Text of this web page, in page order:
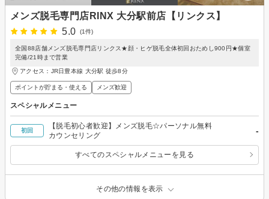
メンズ脱毛専門店RINX 大分駅前店【リンクス】
5.0
(1件)
全国88店舗メンズ脱毛専門店リンクス★顔・ヒゲ脱毛全体初回おためし900円★個室
完備/21時まで営業
アクセス：JR日豊本線 大分駅 徒歩8分
ポイントが貯まる・使える メンズ歓迎
スペシャルメニュー
初回
【脱毛初心者歓迎】メンズ脱毛☆パーソナル無料
カウンセリング
-
すべてのスペシャルメニューを見る
その他の情報を表示